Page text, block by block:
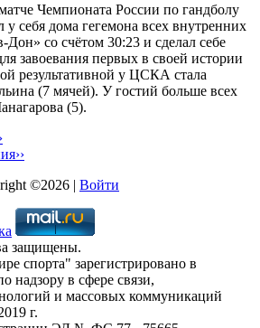
Чемпионата России по гандболу
дома гегемона всех внутренних
Дон» со счётом 30:23 и сделал себе
завоевания первых в своей истории
результативной у ЦСКА стала
(7 мячей). У гостий больше всех
(5).
©2026 | Войти
защищены.
спорта" зарегистрировано в
надзору в сфере связи,
и массовых коммуникаций
г.